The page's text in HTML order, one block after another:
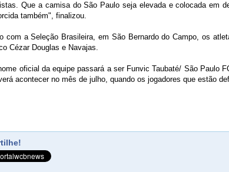
Que a camisa do São Paulo seja elevada e colocada em
também", finalizou.
com a Seleção Brasileira, em São Bernardo do Campo, os
Cézar Douglas e Navajas.
oficial da equipe passará a ser Funvic Taubaté/ São Paulo
acontecer no mês de julho, quando os jogadores que estão